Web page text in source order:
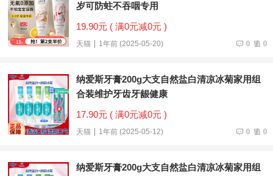
岁可防蛀不吞咽专用
19.90元 ( 满0元减0元 )
天猫 1年前 (2025-05-20) 0 0
纳爱斯牙膏200g大支自然盐白清凉冰菊家用组
合装维护牙齿牙龈健康
17.90元 ( 满0元减0元 )
天猫 1年前 (2025-05-12) 0 0
纳爱斯牙膏200g大支自然盐白清凉冰菊家用组